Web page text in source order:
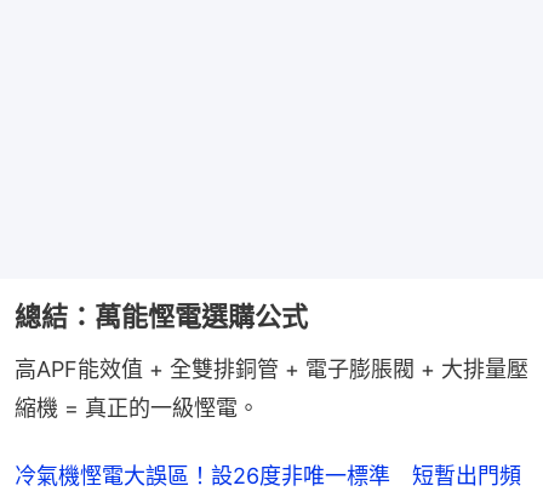
總結：萬能慳電選購公式
高APF能效值 + 全雙排銅管 + 電子膨脹閥 + 大排量壓
縮機 = 真正的一級慳電。
冷氣機慳電大誤區！設26度非唯一標準 短暫出門頻